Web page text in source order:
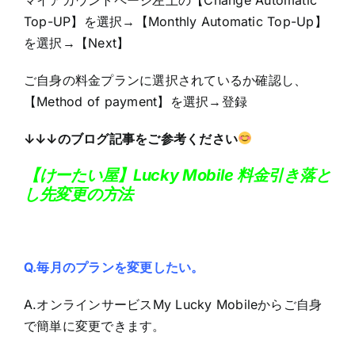
Top-UP】を選択→【Monthly Automatic Top-Up】
を選択→【Next】
ご自身の料金プランに選択されているか確認し、
【Method of payment】を選択→登録
↓↓↓のブログ記事をご参考ください
【けーたい屋】Lucky Mobile 料金引き落と
し先変更の方法
Q.毎月のプランを変更したい。
A.オンラインサービスMy Lucky Mobileからご自身
で簡単に変更できます。